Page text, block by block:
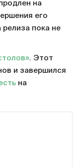
на
его
пока не
. Этот
и завершился
на